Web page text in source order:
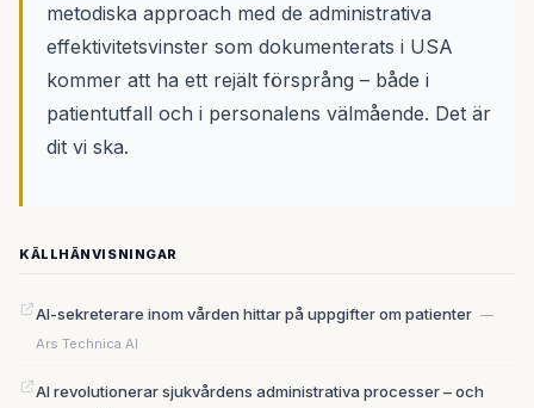
metodiska approach med de administrativa
effektivitetsvinster som dokumenterats i USA
kommer att ha ett rejält försprång – både i
patientutfall och i personalens välmående. Det är
dit vi ska.
KÄLLHÄNVISNINGAR
AI-sekreterare inom vården hittar på uppgifter om patienter —
Ars Technica AI
AI revolutionerar sjukvårdens administrativa processer – och